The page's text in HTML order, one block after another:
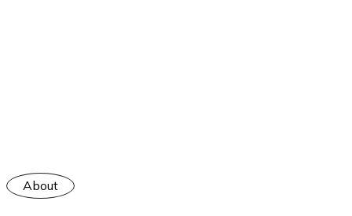
About